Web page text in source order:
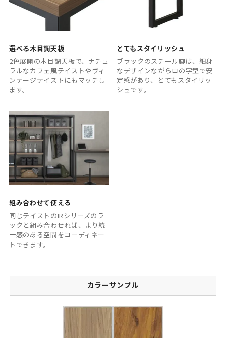
選べる木目調天板
2色展開の木目調天板で、ナチュ
ラルなカフェ風テイストやヴィ
ンテージテイストにもマッチし
ます。
とてもスタイリッシュ
ブラックのスチール脚は、細身
なデザインながらロの字型で安
定感があり、とてもスタイリッ
シュです。
組み合わせて使える
同じテイストのIRシリーズのラ
ックと組み合わせれば、より統
一感のある空間をコーディネー
トできます。
カラーサンプル